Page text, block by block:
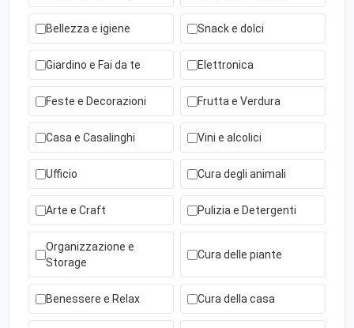
Bellezza e igiene Snack e dolci
Giardino e Fai da te Elettronica
Feste e Decorazioni Frutta e Verdura
Casa e Casalinghi Vini e alcolici
Ufficio Cura degli animali
Arte e Craft Pulizia e Detergenti
Organizzazione e
Storage
Cura delle piante
Benessere e Relax Cura della casa